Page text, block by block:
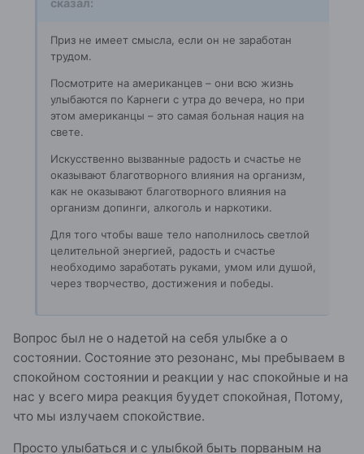
сказал:
Приз не имеет смысла, если он не заработан
трудом.
Посмотрите на американцев – они всю жизнь
улыбаются по Карнеги с утра до вечера, но при
этом американцы – это самая больная нация на
свете.
Искусственно вызванные радость и счастье не
оказывают благотворного влияния на организм,
как не оказывают благотворного влияния на
организм допинги, алкоголь и наркотики.
Для того чтобы ваше тело наполнилось светлой
целительной энергией, радость и счастье
необходимо заработать руками, умом или душой,
через творчество, достижения и победы.
Вопрос был не о надетой на себя улыбке а о
состоянии. Состояние это резонанс, мы пребываем в
спокойном состоянии и реакции у нас спокойные и на
нас у всего мира реакция буудет спокойная, Потому,
что мы излучаем спокойствие.
Просто улыбаться и с улыбкой быть порваным на